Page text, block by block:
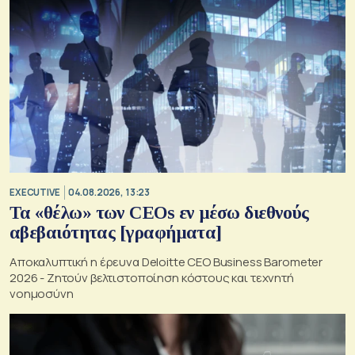
EXECUTIVE 04.08.2026, 13:23
Τα «θέλω» των CEOs εν μέσω διεθνούς
αβεβαιότητας [γραφήματα]
Αποκαλυπτική η έρευνα Deloitte CEO Business Barometer
2026 - Ζητούν βελτιστοποίηση κόστους και τεχνητή
νοημοσύνη